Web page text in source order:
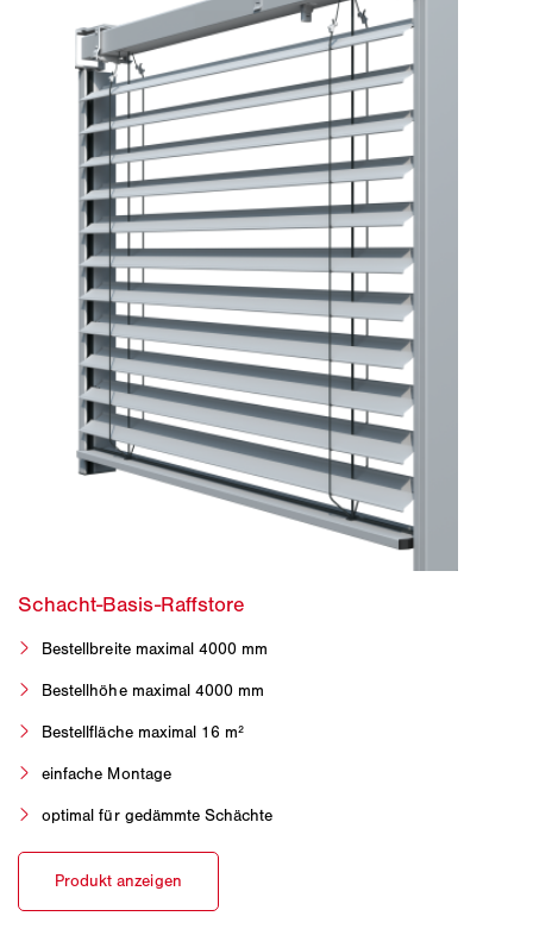
Bestellbreite maximal 4000 mm
Bestellhöhe maximal 4000 mm
Bestellfläche maximal 16 m²
einfache Montage
optimal für gedämmte Schächte